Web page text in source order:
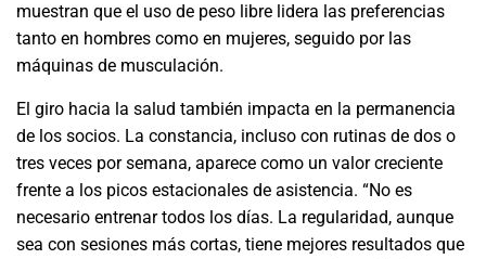
muestran que el uso de peso libre lidera las preferencias
tanto en hombres como en mujeres, seguido por las
máquinas de musculación.
El giro hacia la salud también impacta en la permanencia
de los socios. La constancia, incluso con rutinas de dos o
tres veces por semana, aparece como un valor creciente
frente a los picos estacionales de asistencia. “No es
necesario entrenar todos los días. La regularidad, aunque
sea con sesiones más cortas, tiene mejores resultados que